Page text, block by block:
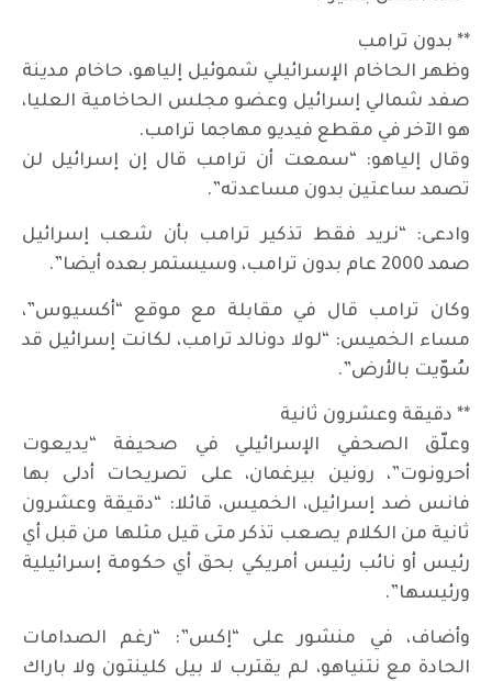
** بدون ترامب
وظهر الحاخام الإسرائيلي شموئيل إلياهو، حاخام مدينة
صفد شمالي إسرائيل وعضو مجلس الحاخامية العليا،
هو الآخر في مقطع فيديو مهاجما ترامب.
وقال إلياهو: “سمعت أن ترامب قال إن إسرائيل لن
تصمد ساعتين بدون مساعدته”.
وادعى: “نريد فقط تذكير ترامب بأن شعب إسرائيل
صمد 2000 عام بدون ترامب، وسيستمر بعده أيضا”.
وكان ترامب قال في مقابلة مع موقع “أكسيوس”،
مساء الخميس: “لولا دونالد ترامب، لكانت إسرائيل قد
سُوّيت بالأرض”.
** دقيقة وعشرون ثانية
وعلّق الصحفي الإسرائيلي في صحيفة “يديعوت
أحرونوت”، رونين بيرغمان، على تصريحات أدلى بها
فانس ضد إسرائيل، الخميس، قائلا: “دقيقة وعشرون
ثانية من الكلام يصعب تذكر متى قيل مثلها من قبل أي
رئيس أو نائب رئيس أمريكي بحق أي حكومة إسرائيلية
ورئيسها”.
وأضاف، في منشور على “إكس”: “رغم الصدامات
الحادة مع نتنياهو، لم يقترب لا بيل كلينتون ولا باراك